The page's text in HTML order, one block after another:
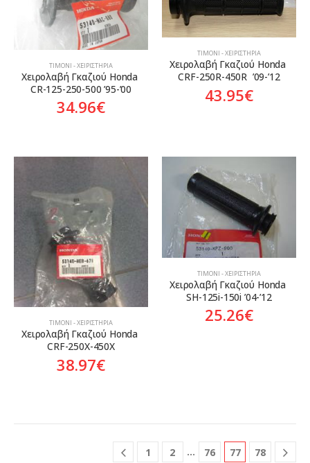
ΤΙΜΌΝΙ - ΧΕΙΡΙΣΤΉΡΙΑ
Χειρολαβή Γκαζιού Honda
CR-125-250-500 ’95-’00
34.96€
ΤΙΜΌΝΙ - ΧΕΙΡΙΣΤΉΡΙΑ
Χειρολαβή Γκαζιού Honda
CRF-250R-450R  ’09-’12
43.95€
ΤΙΜΌΝΙ - ΧΕΙΡΙΣΤΉΡΙΑ
Χειρολαβή Γκαζιού Honda
CRF-250X-450X
38.97€
ΤΙΜΌΝΙ - ΧΕΙΡΙΣΤΉΡΙΑ
Χειρολαβή Γκαζιού Honda
SH-125i-150i ’04-’12
25.26€
1 2 … 76 77 78